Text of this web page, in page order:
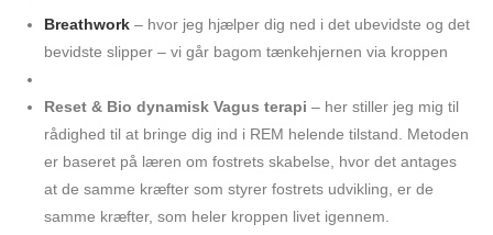
Breathwork – hvor jeg hjælper dig ned i det ubevidste og det
bevidste slipper – vi går bagom tænkehjernen via kroppen
Reset & Bio dynamisk Vagus terapi – her stiller jeg mig til
rådighed til at bringe dig ind i REM helende tilstand. Metoden
er baseret på læren om fostrets skabelse, hvor det antages
at de samme kræfter som styrer fostrets udvikling, er de
samme kræfter, som heler kroppen livet igennem.